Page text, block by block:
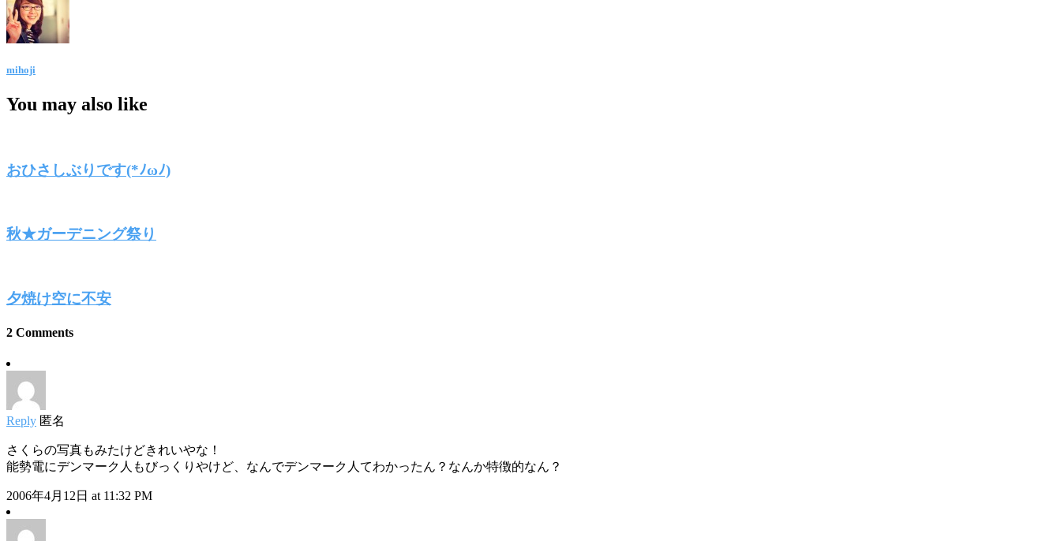
mihoji
You may also like
おひさしぶりです(*ﾉωﾉ)
秋★ガーデニング祭り
夕焼け空に不安
2 Comments
Reply 匿名
さくらの写真もみたけどきれいやな！
能勢電にデンマーク人もびっくりやけど、なんでデンマーク人てわかったん？なんか特徴的なん？
2006年4月12日 at 11:32 PM